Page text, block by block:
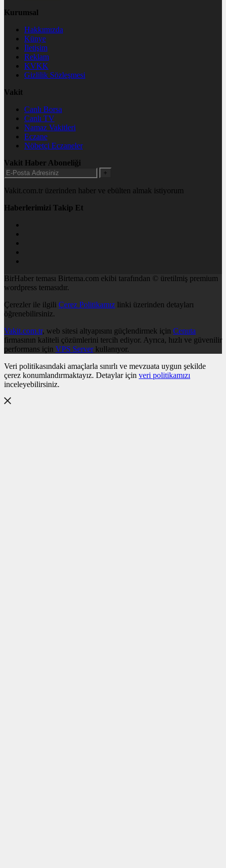
Kurumsal
Hakkımızda
Künye
İletişim
Reklam
KVKK
Gizlilik Sözleşmesi
Vakit
Canlı Borsa
Canlı TV
Namaz Vakitleri
Eczane
Nöbetçi Eczaneler
Vakit Haber Aboneliği
+
Vakit.com.tr üzerinden haber ve ebülten almak istiyorum
Haberlerimizi Takip Et
BirHaber teması Birtema.com ekibi tarafından © üretilmiş premium
wordpress temasıdır.
Çerezler ile ilgili Çerez Politikamız linki üzerinden detayları
öğrenebilirsiniz.
Vakit.com.tr, web sitesi altyapısını güçlendirmek için Cenuta
firmasının kaliteli çözümlerini tercih ediyor. Ayrıca, hızlı ve güvenilir
performans için VPS Serverkullanıyor.
Veri politikasındaki amaçlarla sınırlı ve mevzuata uygun şekilde
çerez konumlandırmaktayız. Detaylar için veri politikamızı
inceleyebilirsiniz.